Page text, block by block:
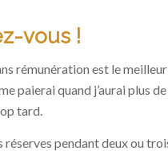
vous !
rémunération est le
paierai quand j’aurai plus
tard.
réserves pendant deux ou